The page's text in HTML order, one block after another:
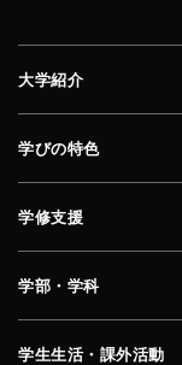
大学紹介
学びの特色
学修支援
学部・学科
学生生活・課外活動